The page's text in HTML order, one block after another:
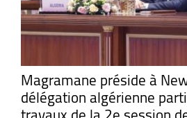
Magramane préside à
délégation algérienne